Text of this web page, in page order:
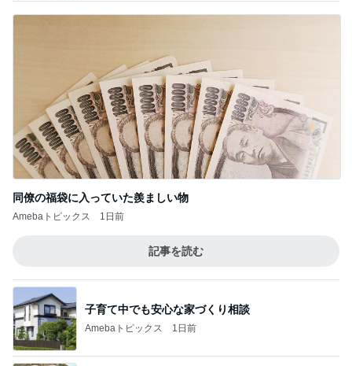
同僚の福袋に入っていた羨ましい物
Amebaトピックス 1日前
記事を読む
子育て中でも安心な家づくり相談
Amebaトピックス 1日前